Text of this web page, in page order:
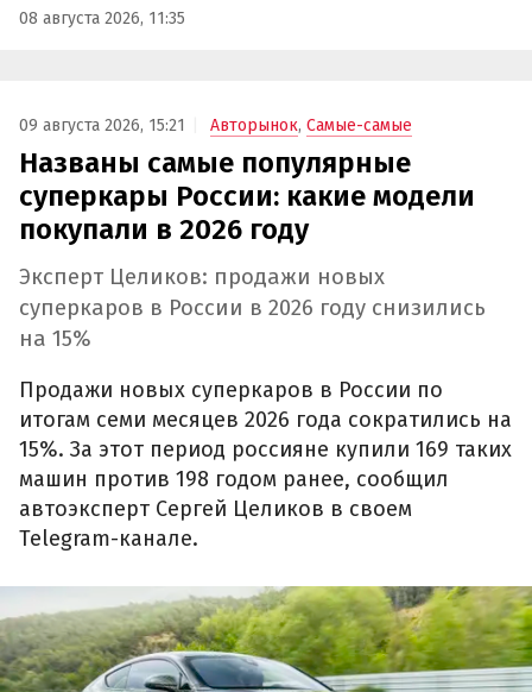
08 августа 2026, 11:35
09 августа 2026, 15:21 Авторынок, Самые-самые
Названы самые популярные
суперкары России: какие модели
покупали в 2026 году
Эксперт Целиков: продажи новых
суперкаров в России в 2026 году снизились
на 15%
Продажи новых суперкаров в России по
итогам семи месяцев 2026 года сократились на
15%. За этот период россияне купили 169 таких
машин против 198 годом ранее, сообщил
автоэксперт Сергей Целиков в своем
Telegram-канале.